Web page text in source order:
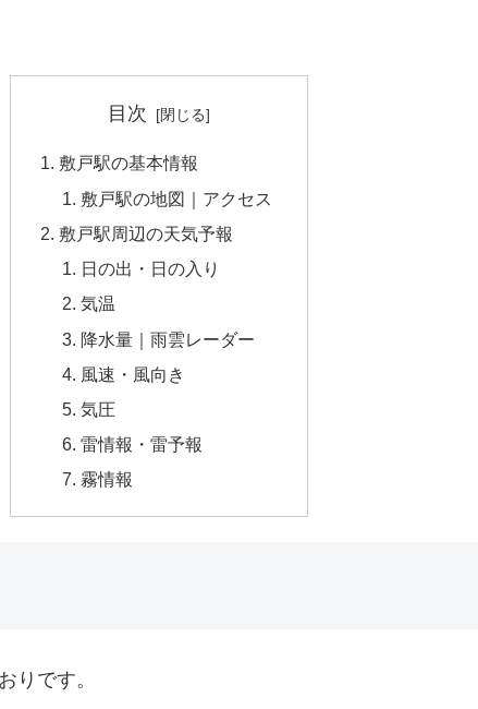
目次
敷戸駅の基本情報
敷戸駅の地図｜アクセス
敷戸駅周辺の天気予報
日の出・日の入り
気温
降水量｜雨雲レーダー
風速・風向き
気圧
雷情報・雷予報
霧情報
りです。